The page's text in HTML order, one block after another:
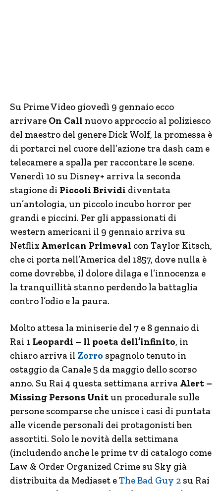
Su Prime Video giovedì 9 gennaio ecco
arrivare On Call nuovo approccio al poliziesco
del maestro del genere Dick Wolf, la promessa è
di portarci nel cuore dell’azione tra dash cam e
telecamere a spalla per raccontare le scene.
Venerdì 10 su Disney+ arriva la seconda
stagione di Piccoli Brividi diventata
un’antologia, un piccolo incubo horror per
grandi e piccini. Per gli appassionati di
western americani il 9 gennaio arriva su
Netflix American Primeval con Taylor Kitsch,
che ci porta nell’America del 1857, dove nulla è
come dovrebbe, il dolore dilaga e l’innocenza e
la tranquillità stanno perdendo la battaglia
contro l’odio e la paura.
Molto attesa la miniserie del 7 e 8 gennaio di
Rai 1 Leopardi – Il poeta dell’infinito, in
chiaro arriva il Zorro spagnolo tenuto in
ostaggio da Canale 5 da maggio dello scorso
anno. Su Rai 4 questa settimana arriva Alert –
Missing Persons Unitun procedurale sulle
persone scomparse che unisce i casi di puntata
alle vicende personali dei protagonisti ben
assortiti. Solo le novità della settimana
(includendo anche le prime tv di catalogo come
Law & Order Organized Crime su Sky già
distribuita da Mediaset eThe Bad Guy 2 su Rai